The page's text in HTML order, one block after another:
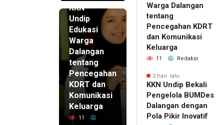
KKN
Undip
Edukasi
Warga
Dalangan
tentang
Pencegahan
KDRT dan
Komunikasi
Keluarga
11
Warga Dalangan
tentang
Pencegahan KDRT
dan Komunikasi
Keluarga
11 Redaksi
2 hari lalu
KKN Undip Bekali
Pengelola BUMDes
Dalangan dengan
Pola Pikir Inovatif